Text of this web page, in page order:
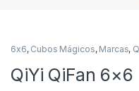
6x6, Cubos Mágicos, Marcas,
QiYi QiFan 6×6